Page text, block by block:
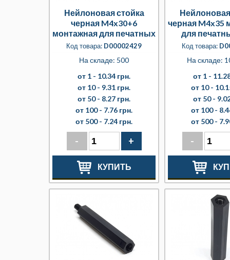
Нейлоновая стойка
черная M4x30+6
монтажная для печатных
плат
Код товара: D00002429
На складе: 500
от 1 - 10.34 грн.
от 10 - 9.31 грн.
от 50 - 8.27 грн.
от 100 - 7.76 грн.
от 500 - 7.24 грн.
- +
КУПИТЬ
черная M4x35
для
Код товара:
На складе:
от 1 -
от 10 -
от 50 -
от 100 -
от 500 -
-